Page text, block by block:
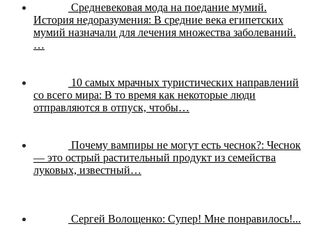
Средневековая мода на поедание мумий.
История недоразумения: В средние века египетских
мумий назначали для лечения множества заболеваний.
…
10 самых мрачных туристических направлений
со всего мира: В то время как некоторые люди
отправляются в отпуск, чтобы…
Почему вампиры не могут есть чеснок?: Чеснок
— это острый растительный продукт из семейства
луковых, известный…
Сергей Волощенко: Супер! Мне понравилось!...